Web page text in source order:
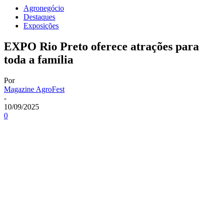
Agronegócio
Destaques
Exposições
EXPO Rio Preto oferece atrações para
toda a família
Por
Magazine AgroFest
-
10/09/2025
0